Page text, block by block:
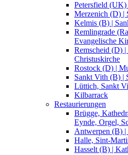
Petersfield (UK)
Merzenich (D) |
Kelmis (B) |
Remlingrade
Evangelische
Remscheid (D)
Christuskirche
Rostock (D) |
Sankt Vith (B) |
Lüttich, Sankt
Kilbarrack
Restaurierungen
Brügge,
Eynde, Orgel,
Antwerpen (B) |
Halle, Sint-
Hasselt (B) |